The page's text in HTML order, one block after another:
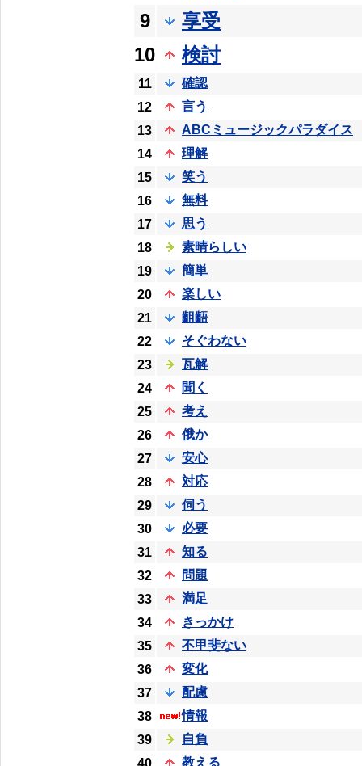
9
享受
10
検討
11
確認
12
言う
13
ABCミュージックパラダイス
14
理解
15
笑う
16
無料
17
思う
18
素晴らしい
19
簡単
20
楽しい
21
齟齬
22
そぐわない
23
瓦解
24
聞く
25
考え
26
俄か
27
安心
28
対応
29
伺う
30
必要
31
知る
32
問題
33
満足
34
きっかけ
35
不甲斐ない
36
変化
37
配慮
38
情報
39
自負
40
教える